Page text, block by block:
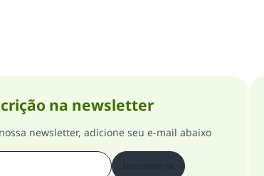
na newsletter
newsletter, adicione seu e-mail abaixo